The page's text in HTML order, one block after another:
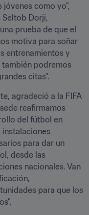
como yo",
Dorji,
prueba de que el
motiva para soñar
entrenamientos y
podremos
citas".
agradeció a la FIFA
reafirmamos
del fútbol en
para dar un
desde las
nacionales. Van
para que los